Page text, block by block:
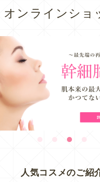
オンラインショ
人気コスメのご紹